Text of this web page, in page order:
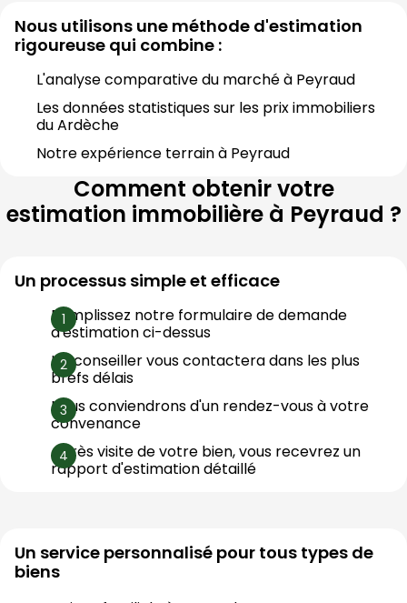
Nous utilisons une méthode d'estimation
rigoureuse qui combine :
L'analyse comparative du marché à Peyraud
Les données statistiques sur les prix immobiliers
du Ardèche
Notre expérience terrain à Peyraud
Comment obtenir votre
estimation immobilière à Peyraud ?
Un processus simple et efficace
Remplissez notre formulaire de demande
d'estimation ci-dessus
Un conseiller vous contactera dans les plus
brefs délais
Nous conviendrons d'un rendez-vous à votre
convenance
Après visite de votre bien, vous recevrez un
rapport d'estimation détaillé
Un service personnalisé pour tous types de
biens